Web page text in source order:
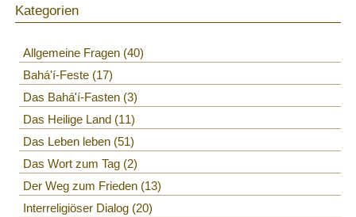
Kategorien
Allgemeine Fragen 40
Bahá'í-Feste 17
Das Bahá'í-Fasten 3
Das Heilige Land 11
Das Leben leben 51
Das Wort zum Tag 2
Der Weg zum Frieden 13
Interreligiöser Dialog 20